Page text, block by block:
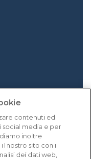
contenuti ed
social media e per
inoltre
nostro sito con i
dei dati web,